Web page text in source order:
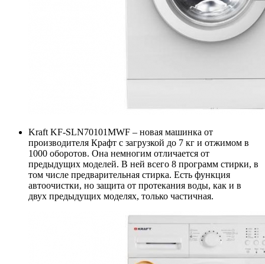
Kraft KF-SLN70101MWF – новая машинка от
производителя Крафт с загрузкой до 7 кг и отжимом в
1000 оборотов. Она немногим отличается от
предыдущих моделей. В ней всего 8 программ стирки, в
том числе предварительная стирка. Есть функция
автоочистки, но защита от протекания воды, как и в
двух предыдущих моделях, только частичная.